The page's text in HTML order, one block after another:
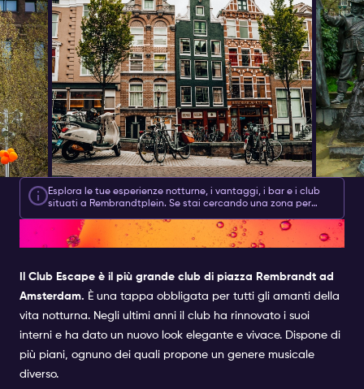
Esplora le tue esperienze notturne, i vantaggi, i bar e i club
situati a Rembrandtplein. Se stai cercando una zona per
divertimento senza fine ogni sera della settimana è
Rembrandtplein. Questa piazza ospita alcuni dei migliori
ESCAPE | NIGHTCLUB
Il Club Escape è il più grande club di piazza Rembrandt ad
Amsterdam. È una tappa obbligata per tutti gli amanti della
vita notturna. Negli ultimi anni il club ha rinnovato i suoi
interni e ha dato un nuovo look elegante e vivace. Dispone di
più piani, ognuno dei quali propone un genere musicale
diverso.